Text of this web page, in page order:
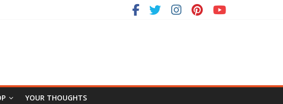
YOUR THOUGHTS